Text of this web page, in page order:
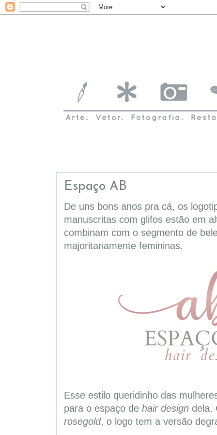
Espaço AB
De uns bons anos pra cá, os
manuscritas com glifos estão em
combinam com o segmento de
majoritariamente femininas.
Esse estilo queridinho das
para o espaço de hair design dela.
rosegold, o logo tem a versão